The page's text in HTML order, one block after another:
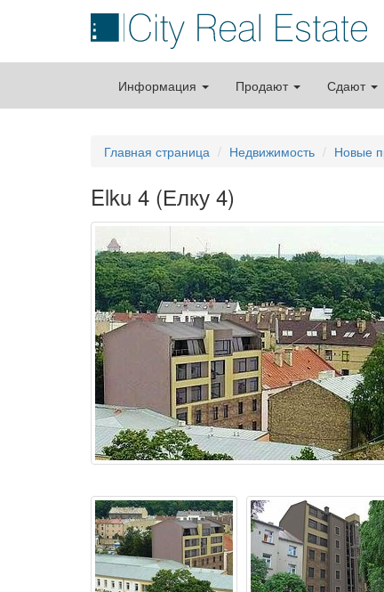
Информация Продают Сдают
Главная страница Недвижимость Новые
Elku 4 (Елку 4)